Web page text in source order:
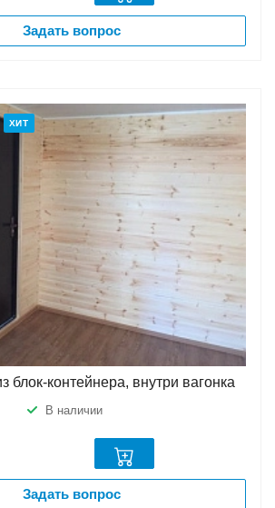
Задать вопрос
ХИТ
блок-контейнера, внутри вагонка
В наличии
Задать вопрос